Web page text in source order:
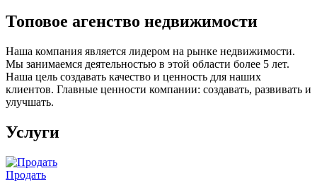
Топовое агенство недвижимости
Наша компания является лидером на рынке недвижимости.
Мы занимаемся деятельностью в этой области более 5 лет.
Наша цель создавать качество и ценность для наших
клиентов. Главные ценности компании: создавать, развивать и
улучшать.
Услуги
Продать